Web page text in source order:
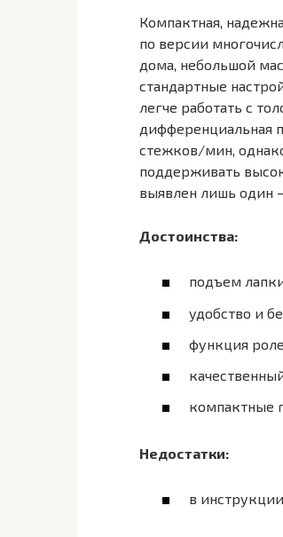
Компактная,
по версии
дома, небольшой
стандартные
легче работать с
дифференциальная
стежков/мин,
поддерживать
выявлен лишь один
Достоинства:
подъем
удобство и
функция
компактные
Недостатки:
в